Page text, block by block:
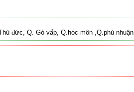
đức, Q. Gò vấp, Q.hóc môn ,Q.phú nhuận